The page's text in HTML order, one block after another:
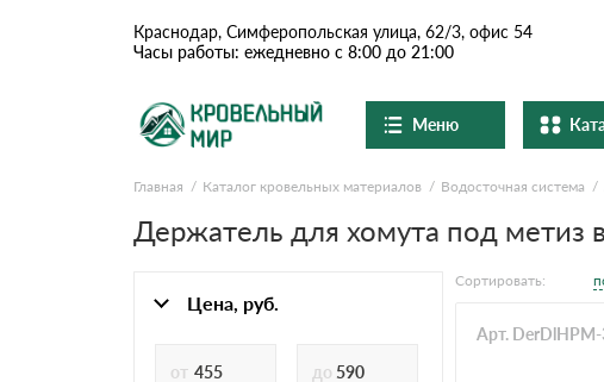
Краснодар, Симферопольская улица, 62/3, офис 54
Часы работы: ежедневно с 8:00 до 21:00
Меню
О компании
Вопросы-ответы
Ондулин и шифер
Сланцевая кровля
Главная Каталог кровельных материалов Водосточная система
Держатель для хомута под метиз
Цена, руб.
Сортировать:
Арт.